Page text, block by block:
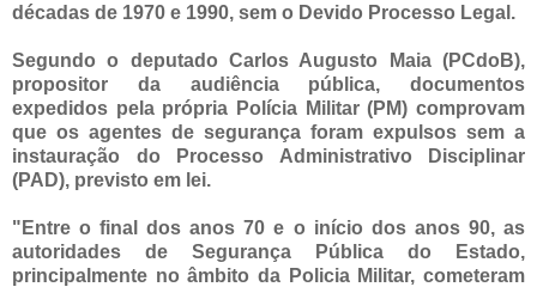
décadas de 1970 e 1990, sem o Devido Processo Legal.
Segundo o deputado Carlos Augusto Maia (PCdoB),
propositor da audiência pública, documentos
expedidos pela própria Polícia Militar (PM) comprovam
que os agentes de segurança foram expulsos sem a
instauração do Processo Administrativo Disciplinar
(PAD), previsto em lei.
"Entre o final dos anos 70 e o início dos anos 90, as
autoridades de Segurança Pública do Estado,
principalmente no âmbito da Policia Militar, cometeram